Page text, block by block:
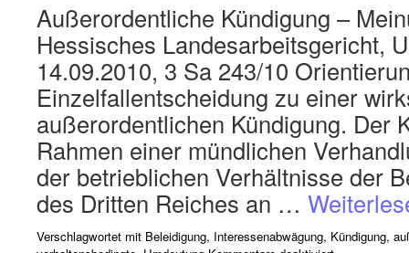
Außerordentliche Kündigung –
Hessisches Landesarbeitsgericht,
14.09.2010, 3 Sa 243/10
Einzelfallentscheidung zu einer
außerordentlichen Kündigung. Der
Rahmen einer mündlichen
der betrieblichen Verhältnisse der
des Dritten Reiches an …
Verschlagwortet mit Beleidigung, Interessenabwägung, Kündigung,